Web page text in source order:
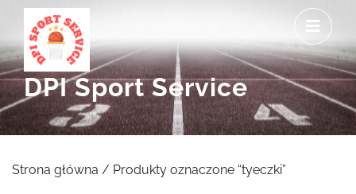
content
DPI Sport Service
Strona główna / Produkty oznaczone “tyeczki”